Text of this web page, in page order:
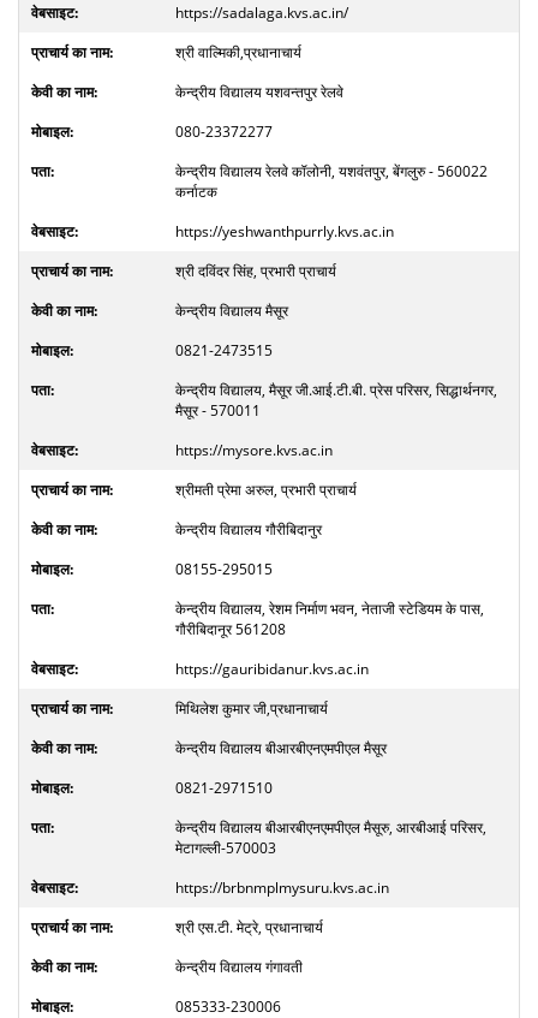
https://sadalaga.kvs.ac.in/
श्री वाल्मिकी,प्रधानाचार्य
केन्द्रीय विद्यालय यशवन्तपुर रेलवे
080-23372277
केन्द्रीय विद्यालय रेलवे कॉलोनी, यशवंतपुर, बेंगलुरु - 560022
कर्नाटक
https://yeshwanthpurrly.kvs.ac.in
श्री दविंदर सिंह, प्रभारी प्राचार्य
केन्द्रीय विद्यालय मैसूर
0821-2473515
केन्द्रीय विद्यालय, मैसूर जी.आई.टी.बी. प्रेस परिसर, सिद्धार्थनगर,
मैसूर - 570011
https://mysore.kvs.ac.in
श्रीमती प्रेमा अरुल, प्रभारी प्राचार्य
केन्द्रीय विद्यालय गौरीबिदानुर
08155-295015
केन्द्रीय विद्यालय, रेशम निर्माण भवन, नेताजी स्टेडियम के पास,
गौरीबिदानूर 561208
https://gauribidanur.kvs.ac.in
मिथिलेश कुमार जी,प्रधानाचार्य
केन्द्रीय विद्यालय बीआरबीएनएमपीएल मैसूर
0821-2971510
केन्द्रीय विद्यालय बीआरबीएनएमपीएल मैसूरु, आरबीआई परिसर,
मेटागल्ली-570003
https://brbnmplmysuru.kvs.ac.in
श्री एस.टी. मेट्रे, प्रधानाचार्य
केन्द्रीय विद्यालय गंगावती
085333-230006